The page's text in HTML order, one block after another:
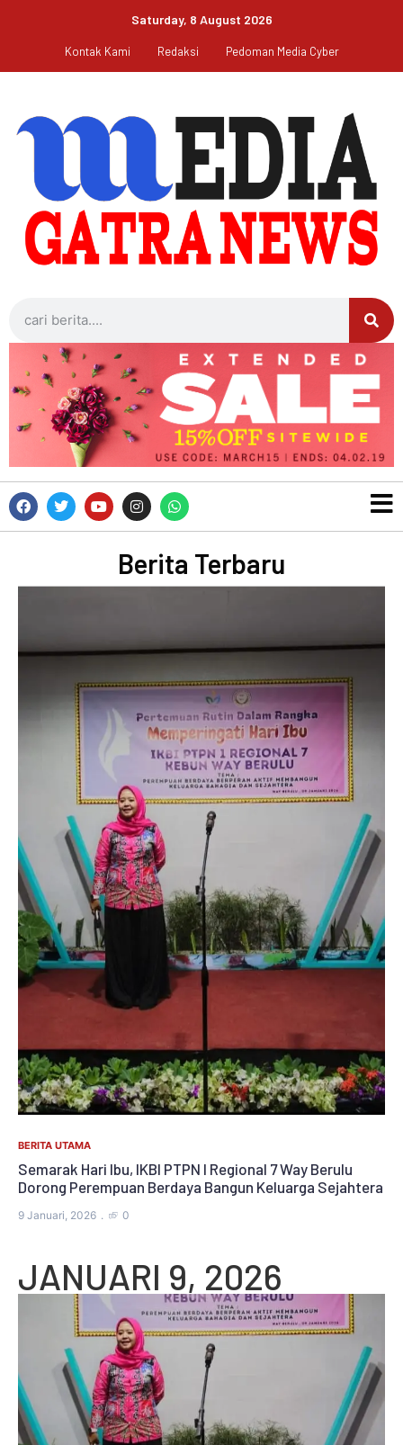
Saturday, 8 August 2026
Kontak Kami Redaksi Pedoman Media Cyber
Berita Terbaru
BERITA UTAMA
Semarak Hari Ibu, IKBI PTPN I Regional 7 Way Berulu
Dorong Perempuan Berdaya Bangun Keluarga Sejahtera
9 Januari, 2026 0
JANUARI 9, 2026